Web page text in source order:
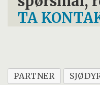
TA
PARTNER